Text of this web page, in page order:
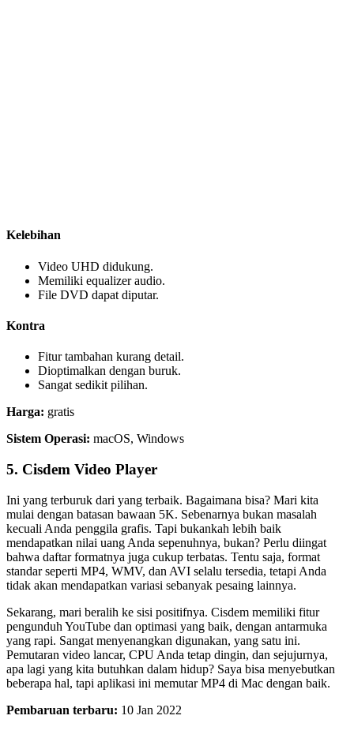
Kelebihan
Video UHD didukung.
Memiliki equalizer audio.
File DVD dapat diputar.
Kontra
Fitur tambahan kurang detail.
Dioptimalkan dengan buruk.
Sangat sedikit pilihan.
Harga: gratis
Sistem Operasi: macOS, Windows
5. Cisdem Video Player
Ini yang terburuk dari yang terbaik. Bagaimana bisa? Mari kita
mulai dengan batasan bawaan 5K. Sebenarnya bukan masalah
kecuali Anda penggila grafis. Tapi bukankah lebih baik
mendapatkan nilai uang Anda sepenuhnya, bukan? Perlu diingat
bahwa daftar formatnya juga cukup terbatas. Tentu saja, format
standar seperti MP4, WMV, dan AVI selalu tersedia, tetapi Anda
tidak akan mendapatkan variasi sebanyak pesaing lainnya.
Sekarang, mari beralih ke sisi positifnya. Cisdem memiliki fitur
pengunduh YouTube dan optimasi yang baik, dengan antarmuka
yang rapi. Sangat menyenangkan digunakan, yang satu ini.
Pemutaran video lancar, CPU Anda tetap dingin, dan sejujurnya,
apa lagi yang kita butuhkan dalam hidup? Saya bisa menyebutkan
beberapa hal, tapi aplikasi ini memutar MP4 di Mac dengan baik.
Pembaruan terbaru: 10 Jan 2022